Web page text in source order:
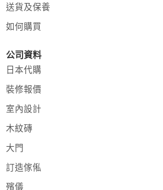
送貨及保養
如何購買
公司資料
日本代購
裝修報價
室內設計
木紋磚
大門
訂造傢俬
殯儀